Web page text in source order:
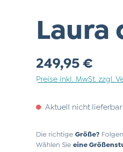
Laura
Regulärer Preis:
249,95 €
Preise inkl. MwSt. zzgl.
Aktuell nicht lieferbar
Die richtige Größe?
Wählen Sie eine